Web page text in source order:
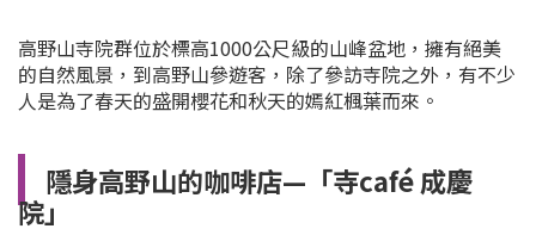
高野山寺院群位於標高1000公尺級的山峰盆地，擁有絕美
的自然風景，到高野山參遊客，除了參訪寺院之外，有不少
人是為了春天的盛開櫻花和秋天的嫣紅楓葉而來。
隱身高野山的咖啡店—「寺café 成慶
院」